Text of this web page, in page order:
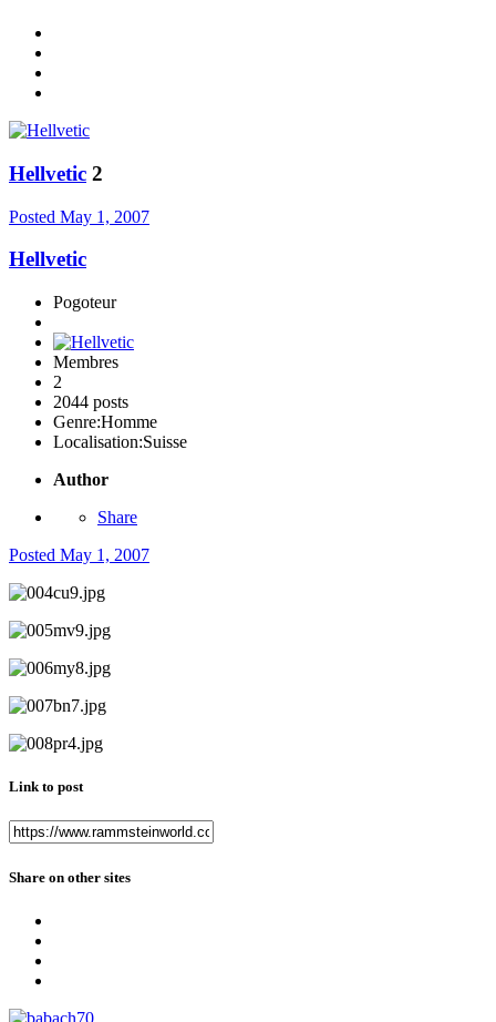
Hellvetic 2
Posted May 1, 2007
Hellvetic
Pogoteur
Membres
2
2044 posts
Genre:Homme
Localisation:Suisse
Author
Share
Posted May 1, 2007
Link to post
Share on other sites